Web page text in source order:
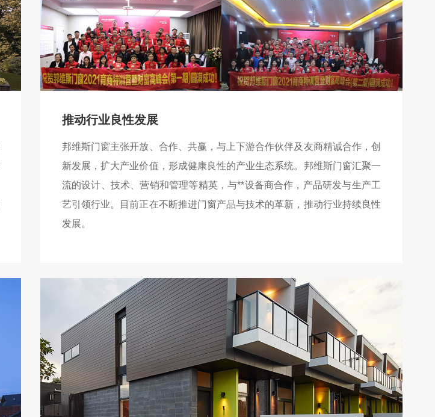
推动行业良性发展
邦维斯门窗主张开放、合作、共赢，与上下游合作伙伴及友商精诚合作，创
新发展，扩大产业价值，形成健康良性的产业生态系统。邦维斯门窗汇聚一
流的设计、技术、营销和管理等精英，与**设备商合作，产品研发与生产工
艺引领行业。目前正在不断推进门窗产品与技术的革新，推动行业持续良性
发展。